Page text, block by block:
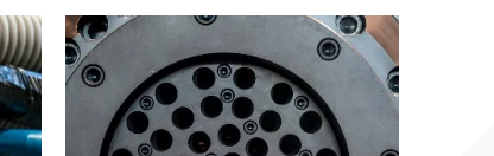
ATTREZZATURE